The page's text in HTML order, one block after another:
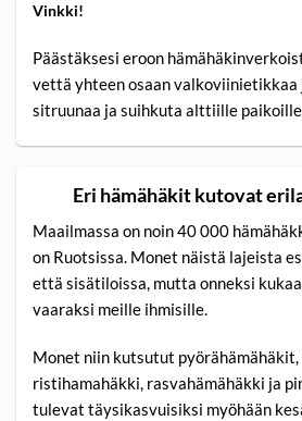
Vinkki!
Päästäksesi eroon
vettä yhteen osaan valkoviinietikkaa
sitruunaa ja suihkuta alttiille
Eri hämähäkit kutovat
Maailmassa on noin 40 000
on Ruotsissa. Monet näistä lajeista
että sisätiloissa, mutta onneksi
vaaraksi meille ihmisille.
Monet niin kutsutut
ristihamahäkki, rasvahämähäkki ja
tulevat täysikasvuisiksi myöhään